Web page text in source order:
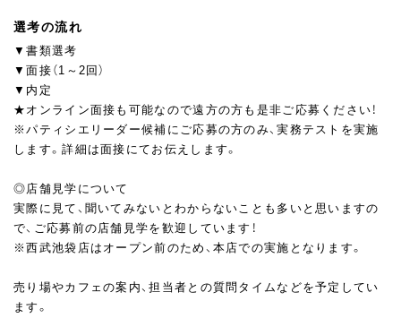
選考の流れ
▼書類選考
▼面接（1～2回）
▼内定
★オンライン面接も可能なので遠方の方も是非ご応募ください！
※パティシエリーダー候補にご応募の方のみ、実務テストを実施
します。詳細は面接にてお伝えします。
◎店舗見学について
実際に見て、聞いてみないとわからないことも多いと思いますの
で、ご応募前の店舗見学を歓迎しています！
※西武池袋店はオープン前のため、本店での実施となります。
売り場やカフェの案内、担当者との質問タイムなどを予定してい
ます。